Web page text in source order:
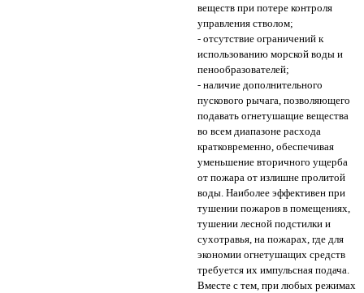
веществ при потере контроля
управления стволом;
- отсутствие ограничений к
использованию морской воды и
пенообразователей;
- наличие дополнительного
пускового рычага, позволяющего
подавать огнетушащие вещества
во всем диапазоне расхода
кратковременно, обеспечивая
уменьшение вторичного ущерба
от пожара от излишне пролитой
воды. Наиболее эффективен при
тушении пожаров в помещениях,
тушении лесной подстилки и
сухотравья, на пожарах, где для
экономии огнетушащих средств
требуется их импульсная подача.
Вместе с тем, при любых режимах